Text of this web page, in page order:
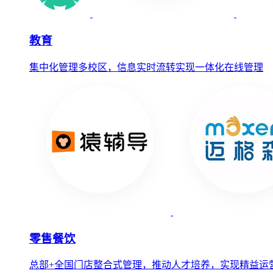
教育
集中化管理多校区，信息实时流转实现一体化在线管理
零售餐饮
总部+全国门店整合式管理，推动人才培养，实现精益运